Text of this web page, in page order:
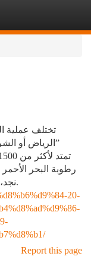
تختلف عملية
الرياض أو
رطوبة البحر
نجد، وصولاً إلى ضفاف الخليج العربي في الدوحة.
20-
Report this page